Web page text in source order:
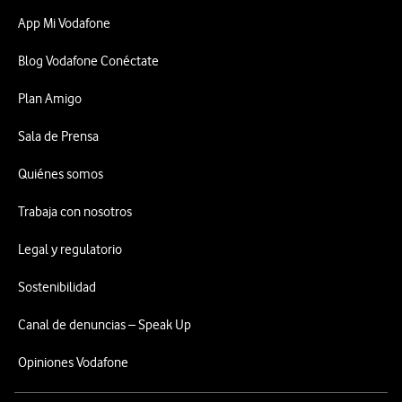
App Mi Vodafone
Blog Vodafone Conéctate
Plan Amigo
Sala de Prensa
Quiénes somos
Trabaja con nosotros
Legal y regulatorio
Sostenibilidad
Canal de denuncias – Speak Up
Opiniones Vodafone